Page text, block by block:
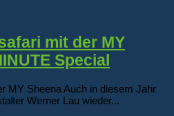
mit der MY
Special
MY Sheena Auch in diesem Jahr
Werner Lau wieder...